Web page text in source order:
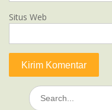
Situs Web
Search
for: